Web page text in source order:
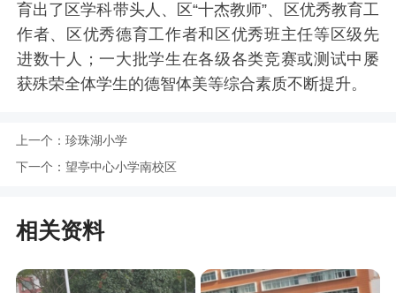
育出了区学科带头人、区“十杰教师”、区优秀教育工
作者、区优秀德育工作者和区优秀班主任等区级先
进数十人；一大批学生在各级各类竞赛或测试中屡
获殊荣全体学生的德智体美等综合素质不断提升。
上一个： 珍珠湖小学
下一个： 望亭中心小学南校区
相关资料